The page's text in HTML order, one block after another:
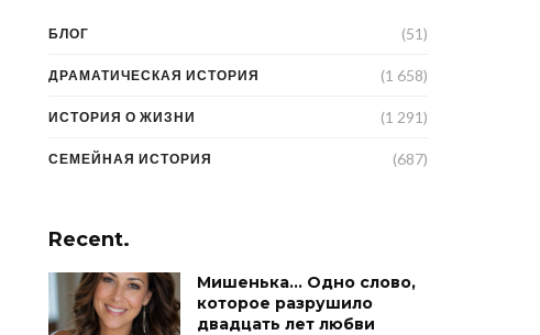
БЛОГ (51)
ДРАМАТИЧЕСКАЯ ИСТОРИЯ (1 658)
ИСТОРИЯ О ЖИЗНИ (1 291)
СЕМЕЙНАЯ ИСТОРИЯ (687)
Recent.
Мишенька… Одно слово,
которое разрушило
двадцать лет любви